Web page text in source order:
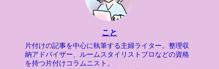
こと
片付けの記事を中心に執筆する主婦ライター。整理収
納アドバイザー、ルームスタイリストプロなどの資格
を持つ片付けコラムニスト。